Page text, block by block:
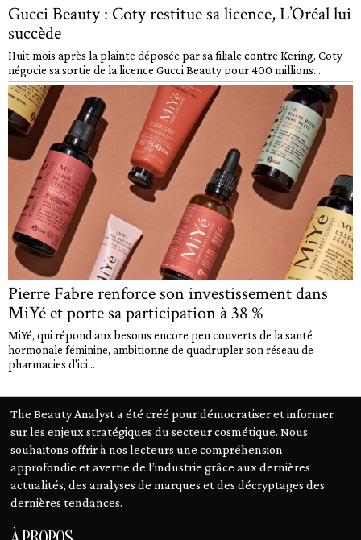
Gucci Beauty : Coty restitue sa licence, L’Oréal lui
succède
Huit mois après la plainte déposée par sa filiale contre Kering, Coty
négocie sa sortie de la licence Gucci Beauty pour 400 millions...
Pierre Fabre renforce son investissement dans
MiYé et porte sa participation à 38 %
MiYé, qui répond aux besoins encore peu couverts de la santé
hormonale féminine, ambitionne de quadrupler son réseau de
pharmacies d'ici...
The Beauty Analyst a été créé pour démocratiser et informer
sur les enjeux stratégiques du secteur cosmétique. Nous
souhaitons offrir à nos lecteurs une compréhension
approfondie et avertie de l’industrie grâce aux dernières
actualités, des analyses de marques et des décryptages des
dernières tendances.